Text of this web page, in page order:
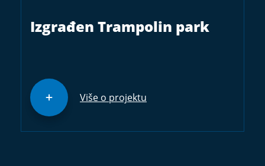
Izgrađen Trampolin park
Više o projektu